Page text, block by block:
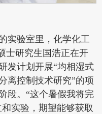
实验室里，化学化工
士研究生国浩正在开
发计划开展“均相湿式
离控制技术研究”的项
段。“这个暑假我将完
实验，期望能够获取